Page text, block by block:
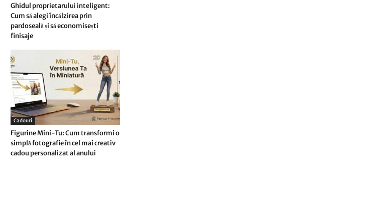
Ghidul proprietarului inteligent:
Cum să alegi încălzirea prin
pardoseală și să economisești
finisaje
Cadouri
Figurine Mini-Tu: Cum transformi o
simplă fotografie în cel mai creativ
cadou personalizat al anului